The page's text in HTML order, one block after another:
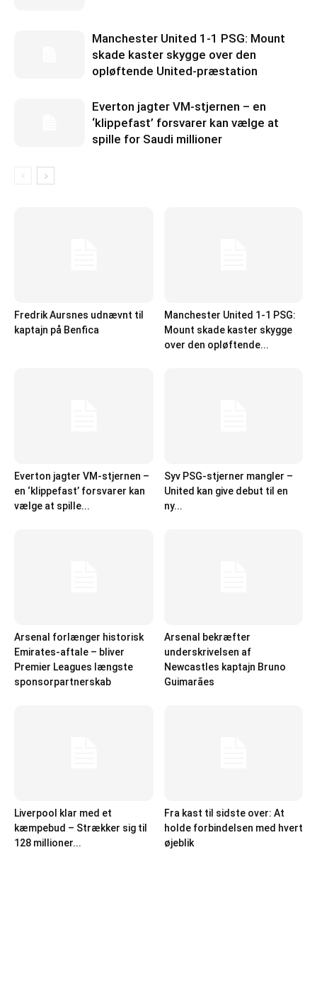
Manchester United 1-1 PSG: Mount
skade kaster skygge over den
opløftende United-præstation
Everton jagter VM-stjernen – en
‘klippefast’ forsvarer kan vælge at
spille for Saudi millioner
Fredrik Aursnes udnævnt til
kaptajn på Benfica
Manchester United 1-1 PSG:
Mount skade kaster skygge
over den opløftende...
Everton jagter VM-stjernen –
en ‘klippefast’ forsvarer kan
vælge at spille...
Syv PSG-stjerner mangler –
United kan give debut til en
ny...
Arsenal forlænger historisk
Emirates-aftale – bliver
Premier Leagues længste
sponsorpartnerskab
Arsenal bekræfter
underskrivelsen af
Newcastles kaptajn Bruno
Guimarães
Liverpool klar med et
kæmpebud – Strækker sig til
128 millioner...
Fra kast til sidste over: At
holde forbindelsen med hvert
øjeblik